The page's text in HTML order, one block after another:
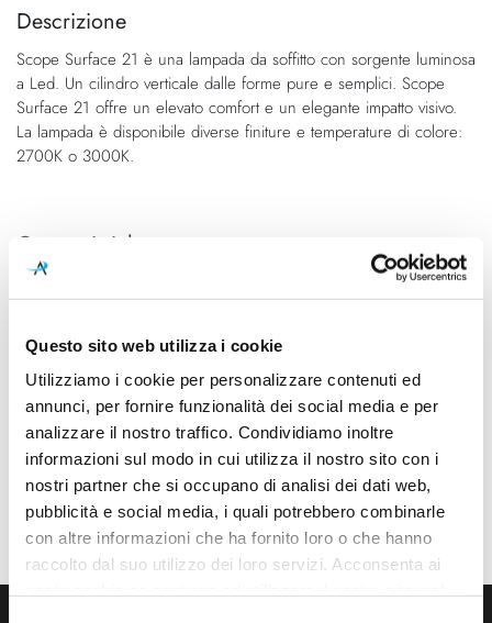
Questo sito web utilizza i cookie
Utilizziamo i cookie per personalizzare contenuti ed
annunci, per fornire funzionalità dei social media e per
analizzare il nostro traffico. Condividiamo inoltre
informazioni sul modo in cui utilizza il nostro sito con i
nostri partner che si occupano di analisi dei dati web,
pubblicità e social media, i quali potrebbero combinarle
con altre informazioni che ha fornito loro o che hanno
raccolto dal suo utilizzo dei loro servizi. Acconsenta ai
fine
galleria
di
immagini
della
di
immagini
Descrizione
Scope Surface 21 è una lampada da soffitto con sorgente luminosa
a Led. Un cilindro verticale dalle forme pure e semplici. Scope
Surface 21 offre un elevato comfort e un elegante impatto visivo.
La lampada è disponibile diverse finiture e temperature di colore:
2700K o 3000K.
Caratteristiche
Cod.Art.
A2601001WW
3000K
Dimensioni
Ø 80mm - H 210mm
Sorgente luminosa
Led integrato
Potenza e attacco
7W - 3000K - 940Lm - CRI90
Dimmerazione
On/Off
Classe energetica
A++, A+, A
Mpn
A2601001WW